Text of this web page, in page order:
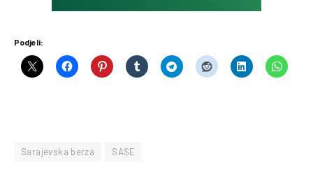
Podjeli:
Sarajevska berza SASE